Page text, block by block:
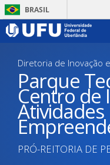
Pular
para
BRASIL
Diretoria de Inovação
Parque
Centro de
Atividades
PRÓ-REITORIA DE